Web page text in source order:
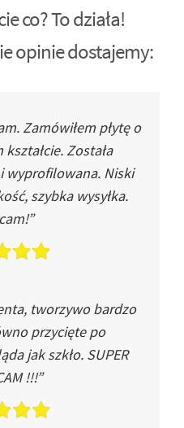
co? To działa!
opinie dostajemy:
Zamówiłem płytę o
Została
wyprofilowana. Niski
szybka wysyłka.
tworzywo bardzo
przycięte po
jak szkło. SUPER
!!!”